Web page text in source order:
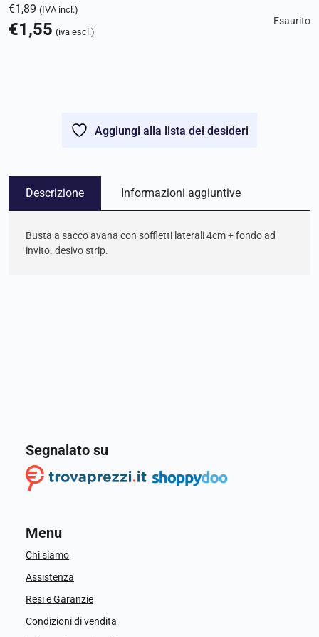
€1,89 (IVA incl.)
€1,55 (iva escl.)
Esaurito
Aggiungi alla lista dei desideri
Descrizione Informazioni aggiuntive
Busta a sacco avana con soffietti laterali 4cm + fondo ad
invito. desivo strip.
Segnalato su
Menu
Chi siamo
Assistenza
Resi e Garanzie
Condizioni di vendita